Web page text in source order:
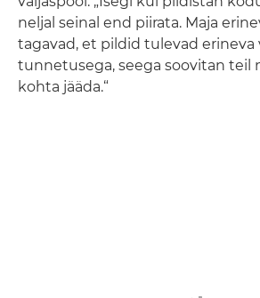
neljal seinal end piirata. Maja
tagavad, et pildid tulevad erineva
tunnetusega, seega soovitan
kohta jääda.“